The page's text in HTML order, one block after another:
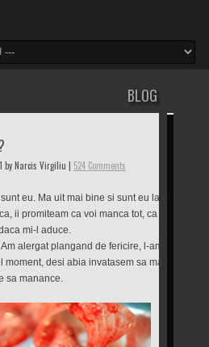
BLOG
by Narcis Virgiliu | 524 Comments
eu. Ma uit mai bine si sunt eu la 6 ani. Ma
ii promiteam ca voi manca tot, ca ma voi
mi-l aduce.
alergat plangand de fericire, l-am strans la
moment, desi abia invatasem sa ma ghidez
sa manance.